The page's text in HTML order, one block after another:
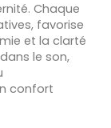
Chaque
favorise
et la clarté
le son,
confort